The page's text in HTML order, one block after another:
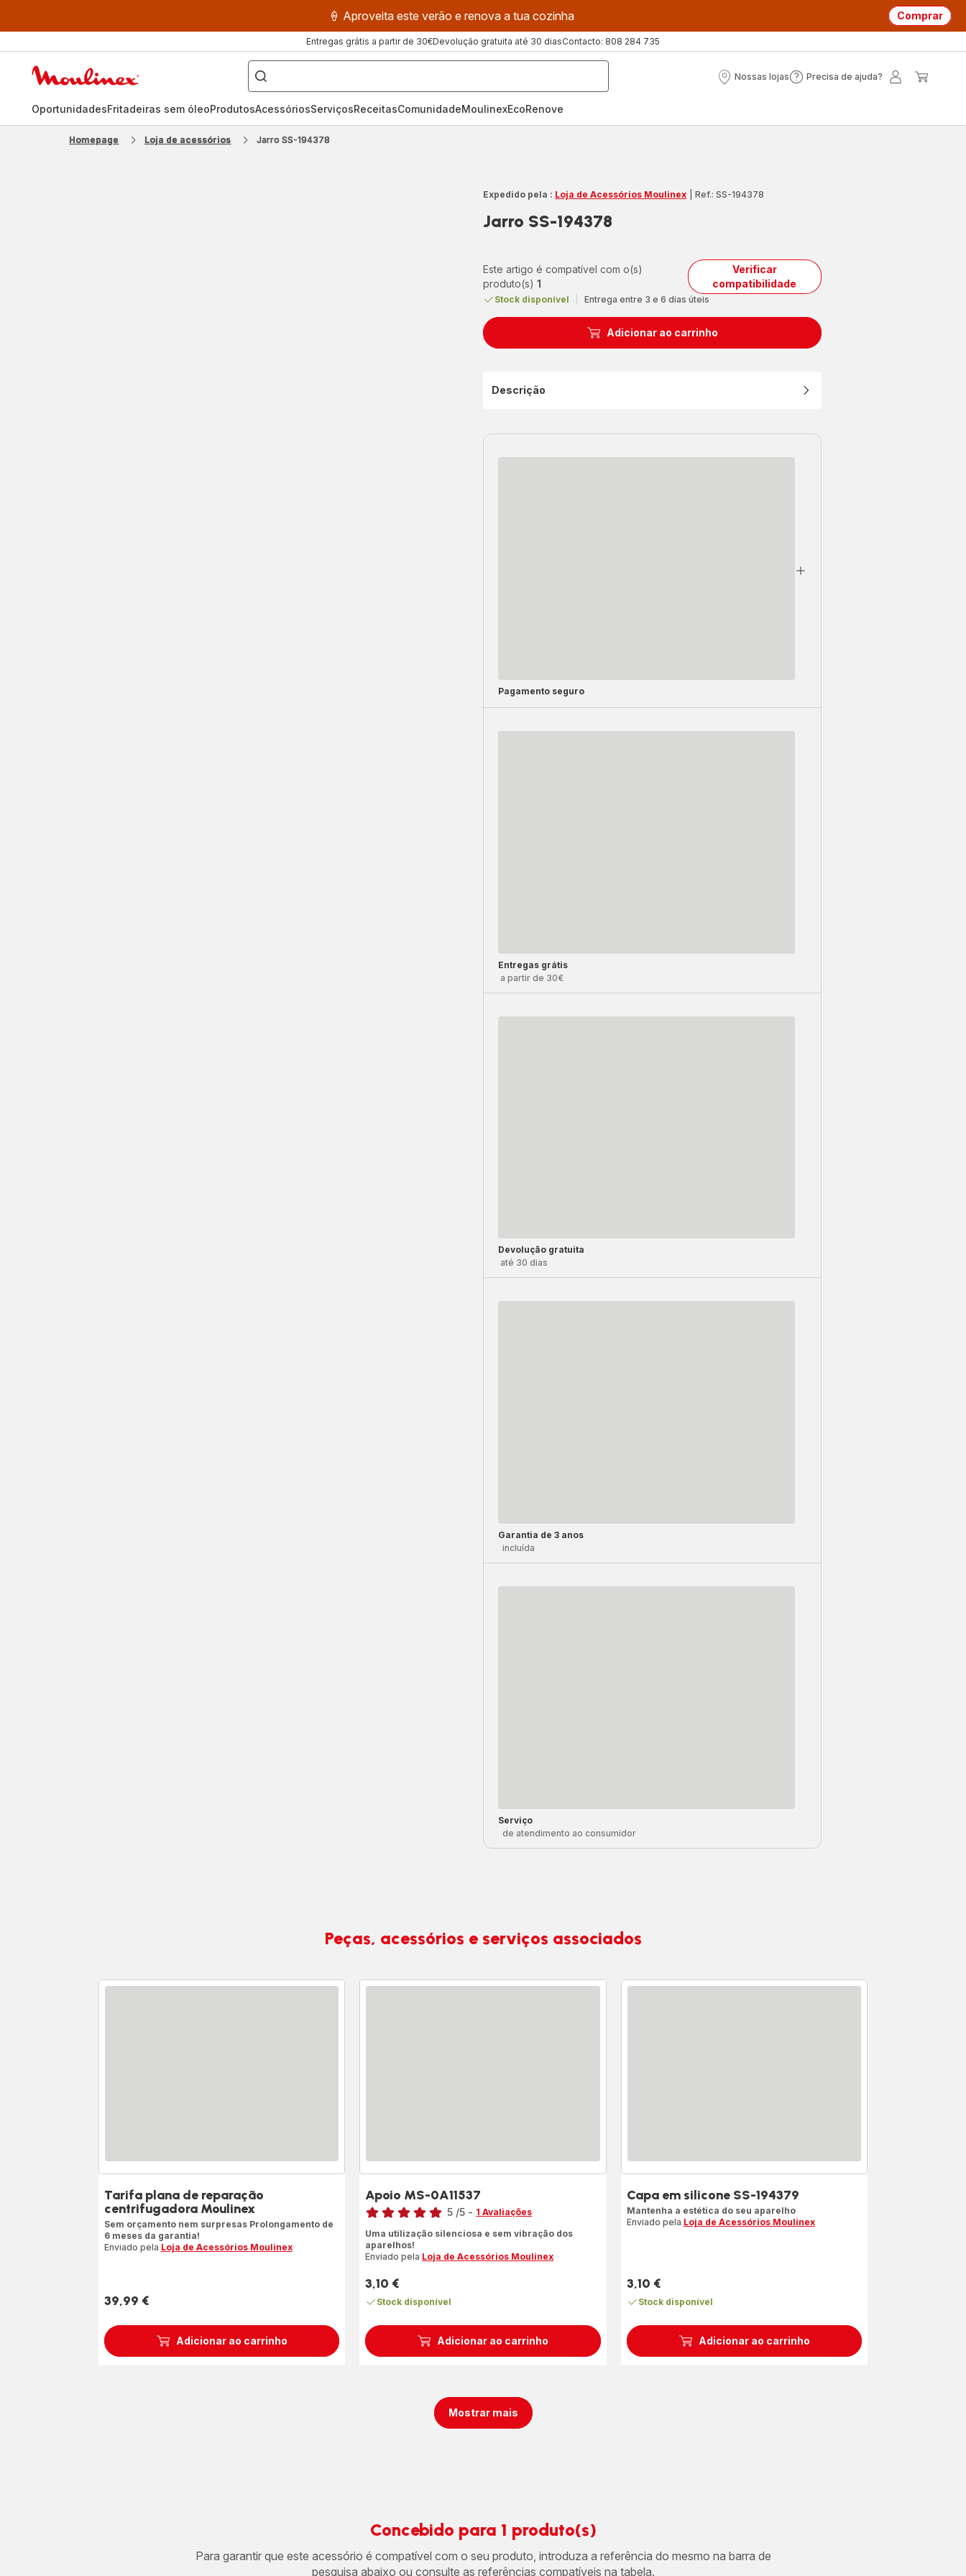
🍦 Aproveita este verão e renova a tua cozinha Comprar
Entregas grátis a partir de 30€Devolução gratuita até 30 diasContacto: 808 284 735
O
que
pretende
procurar?
Nossas lojas
Nossas
Precisa de ajuda?
Precisa
OportunidadesFritadeiras sem óleoProdutosAcessóriosServiçosReceitasComunidadeMoulinexEcoRenove
Homepage Loja de acessórios Jarro SS-194378
Expedido pela : Loja de Acessórios Moulinex Ref.: SS-194378
Jarro SS-194378
Este artigo é compatível com o(s)
produto(s) 1
Verificar
compatibilidade
Stock disponível Entrega entre 3 e 6 dias úteis
Adicionar ao carrinho
Descrição
Pagamento seguro
Entregas grátis
a partir de 30€
Devolução gratuita
até 30 dias
Garantia de 3 anos
incluída
Serviço
de atendimento ao consumidor
Peças, acessórios e serviços associados
Adicionar ao carrinho
Tarifa plana de reparação
centrifugadora Moulinex
Sem orçamento nem surpresas Prolongamento de
6 meses da garantia!
Enviado pela Loja de Acessórios Moulinex
Preço
39,99 €
Adicionar ao carrinho
Apoio MS-0A11537
Classificação
de
cinco
(média)
5 /5 - 1 Avaliações
Uma utilização silenciosa e sem vibração dos
aparelhos!
Enviado pela Loja de Acessórios Moulinex
Preço
3,10 €
Stock disponível
Adicionar ao carrinho
Capa em silicone SS-194379
Mantenha a estética do seu aparelho
Enviado pela Loja de Acessórios Moulinex
Preço
3,10 €
Stock disponível
Mostrar mais
Concebido para 1 produto(s)
Para garantir que este acessório é compatível com o seu produto, introduza a referência do mesmo na barra de
pesquisa abaixo ou consulte as referências compatíveis na tabela.